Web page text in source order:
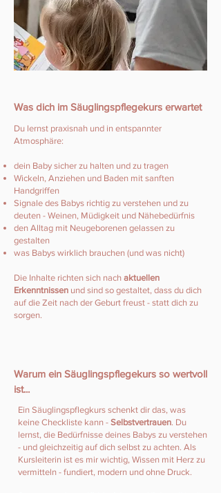
Was dich im Säuglingspflegekurs erwartet
Du lernst praxisnah und in entspannter
Atmosphäre:
dein Baby sicher zu halten und zu tragen
Wickeln, Anziehen und Baden mit sanften
Handgriffen
Signale des Babys richtig zu verstehen und zu
deuten - Weinen, Müdigkeit und Nähebedürfnis
den Alltag mit Neugeborenen gelassen zu
gestalten
was Babys wirklich brauchen (und was nicht)
Die Inhalte richten sich nach aktuellen
Erkenntnissen und sind so gestaltet, dass du dich
auf die Zeit nach der Geburt freust - statt dich zu
sorgen.
Warum ein Säuglingspflegekurs so wertvoll
ist...
Ein Säuglingspflegkurs schenkt dir das, was
keine Checkliste kann - Selbstvertrauen. Du
lernst, die Bedürfnisse deines Babys zu verstehen
- und gleichzeitig auf dich selbst zu achten. Als
Kursleiterin ist es mir wichtig, Wissen mit Herz zu
vermitteln - fundiert, modern und ohne Druck.